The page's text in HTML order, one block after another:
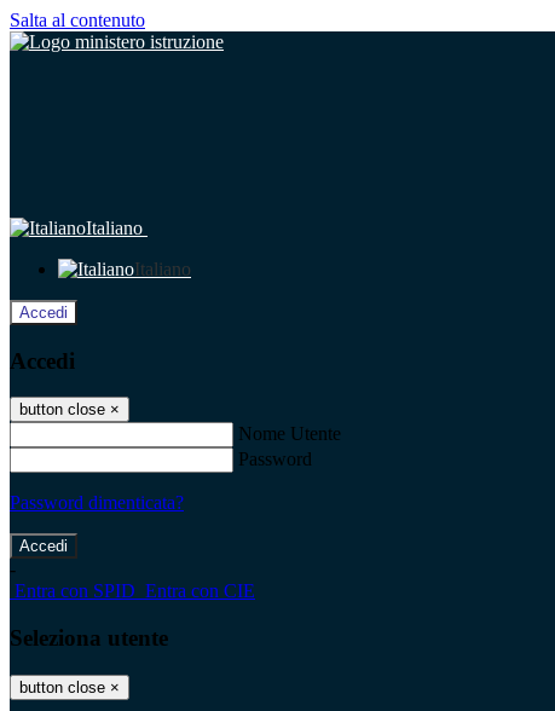
Salta al contenuto
Italiano
Italiano
Accedi
Accedi
button close ×
Nome Utente
Password
Password dimenticata?
-
Entra con SPID Entra con CIE
Seleziona utente
button close ×